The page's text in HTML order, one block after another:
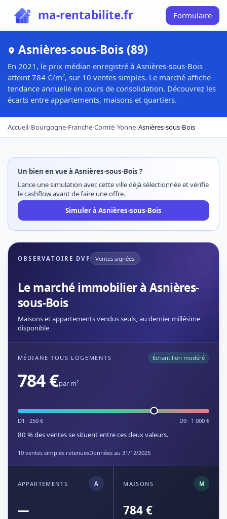
ma-rentabilite.fr Formulaire
Asnières-sous-Bois (89)
En 2021, le prix médian enregistré à Asnières-sous-Bois
atteint 784 €/m², sur 10 ventes simples. Le marché affiche
tendance annuelle en cours de consolidation. Découvrez les
écarts entre appartements, maisons et quartiers.
Accueil/Bourgogne-Franche-Comté/Yonne/Asnières-sous-Bois
Un bien en vue à Asnières-sous-Bois ?
Lance une simulation avec cette ville déjà sélectionnée et vérifie
le cashflow avant de faire une offre.
Simuler à Asnières-sous-Bois
OBSERVATOIRE DVF Ventes signées
Le marché immobilier à Asnières-
sous-Bois
Maisons et appartements vendus seuls, au dernier millésime
disponible
MÉDIANE TOUS LOGEMENTS Échantillon modéré
784 €par m²
D1 · 250 € D9 · 1 000 €
80 % des ventes se situent entre ces deux valeurs.
10 ventes simples retenuesDonnées au 31/12/2025
APPARTEMENTS A
—
MAISONS M
784 €